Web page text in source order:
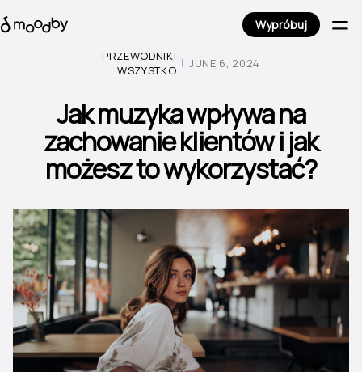
Wypróbuj
PRZEWODNIKI
WSZYSTKO
JUNE 6, 2024
Jak muzyka wpływa na
zachowanie klientów i jak
możesz to wykorzystać?